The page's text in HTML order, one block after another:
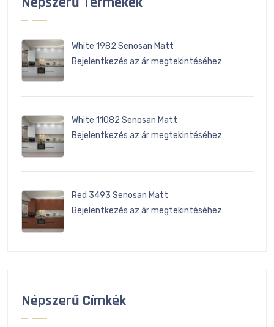
White 1982 Senosan Matt
Bejelentkezés az ár megtekintéséhez
White 11082 Senosan Matt
Bejelentkezés az ár megtekintéséhez
Red 3493 Senosan Matt
Bejelentkezés az ár megtekintéséhez
Népszerű Címkék